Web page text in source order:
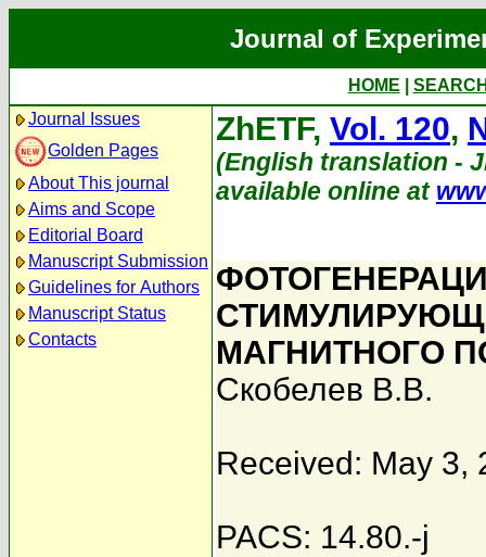
Journal of
HOME
Journal Issues
Golden Pages
About This journal
Aims and Scope
Editorial Board
Manuscript Submission
Guidelines for Authors
Manuscript Status
Contacts
ZhETF, Vol. 120,
(English translation -
available online at
МАГНИТНОГО
Скобелев В.В.
Received: May 3,
PACS: 14.80.-j